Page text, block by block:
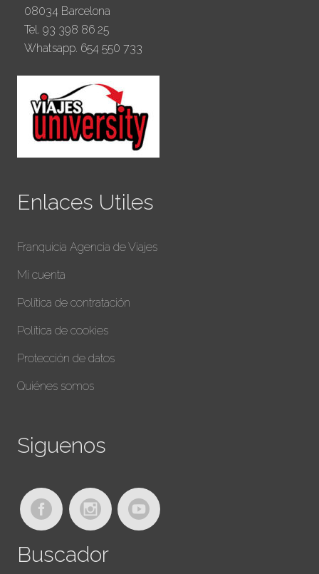
08034 Barcelona
Tel. 93 398 86 25
Whatsapp. 654 550 733
Enlaces Utiles
Franquicia Agencia de Viajes
Mi cuenta
Política de contratación
Política de cookies
Protección de datos
Quiénes somos
Siguenos
Buscador